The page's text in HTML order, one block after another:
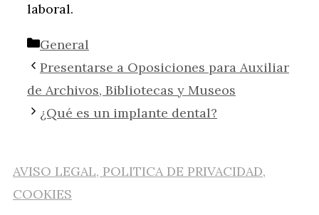
laboral.
Categorías
General
Presentarse a Oposiciones para Auxiliar
de Archivos, Bibliotecas y Museos
¿Qué es un implante dental?
AVISO LEGAL, POLITICA DE PRIVACIDAD,
COOKIES